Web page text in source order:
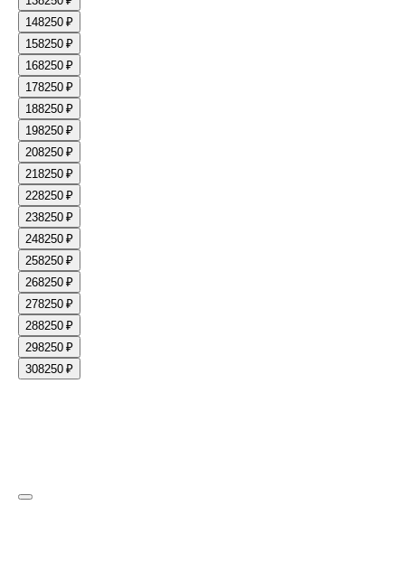
148250 ₽
158250 ₽
168250 ₽
178250 ₽
188250 ₽
198250 ₽
208250 ₽
218250 ₽
228250 ₽
238250 ₽
248250 ₽
258250 ₽
268250 ₽
278250 ₽
288250 ₽
298250 ₽
308250 ₽